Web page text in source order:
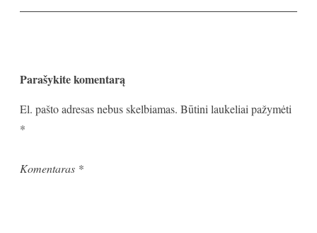
Parašykite komentarą
El. pašto adresas nebus skelbiamas. Būtini laukeliai pažymėti
*
Komentaras *